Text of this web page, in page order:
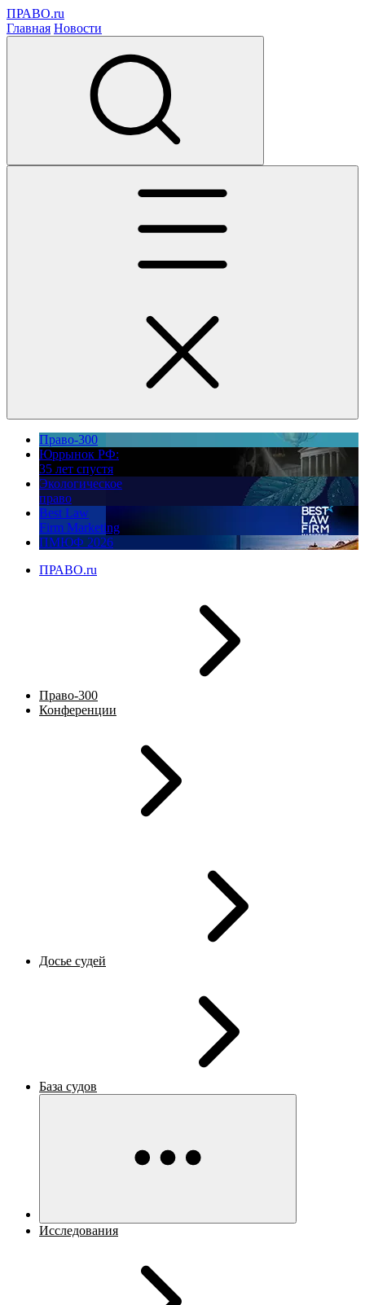
ПРАВО.ru
Главная Новости
Право-300
Юррынок РФ:
35 лет спустя
Экологическое
право
Best Law
Firm Marketing
ПМЮФ 2026
ПРАВО.ru
Право-300
Конференции
Досье судей
База судов
Исследования